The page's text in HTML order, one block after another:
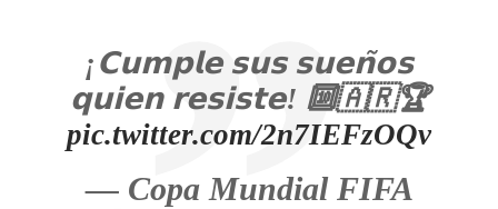
¡𝗖𝘂𝗺𝗽𝗹𝗲 𝘀𝘂𝘀 𝘀𝘂𝗲𝗻̃𝗼𝘀
𝗾𝘂𝗶𝗲𝗻 𝗿𝗲𝘀𝗶𝘀𝘁𝗲! 🔟🇦🇷🏆
pic.twitter.com/2n7IEFzOQv
— Copa Mundial FIFA